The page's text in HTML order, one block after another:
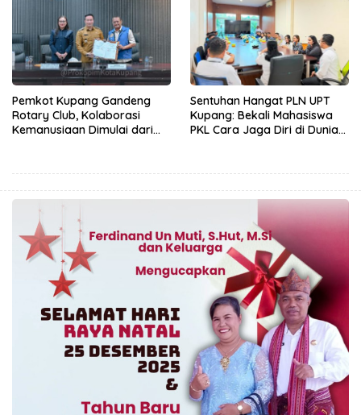
Pemkot Kupang Gandeng
Rotary Club, Kolaborasi
Kemanusiaan Dimulai dari
Sentuhan Hangat PLN UPT
Kupang: Bekali Mahasiswa
PKL Cara Jaga Diri di Dunia